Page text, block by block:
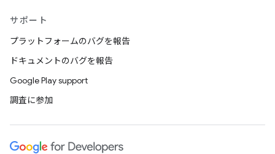
サポート
プラットフォームのバグを報告
ドキュメントのバグを報告
Google Play support
調査に参加